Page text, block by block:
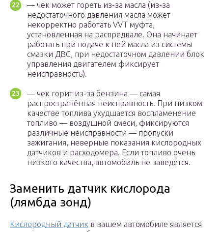
— чек может гореть из-за масла (из-за
недостаточного давления масла может
некорректно работать VVT муфта,
установленная на распредвале. Она начинает
работать при подаче к ней масла из системы
смазки ДВС, при недостаточном давлении блок
управления двигателем фиксирует
неисправность).
— чек горит из-за бензина — самая
распространённая неисправность. При низком
качестве топлива ухудшается воспламенение
топливо — воздушной смеси, фиксируются
различные неисправности — пропуски
зажигания, неверные показания кислородных
датчиков и расходомера. Если топливо очень
низкого качества, автомобиль не заведётся.
Заменить датчик кислорода
(лямбда зонд)
Кислородный датчик в вашем автомобиле является